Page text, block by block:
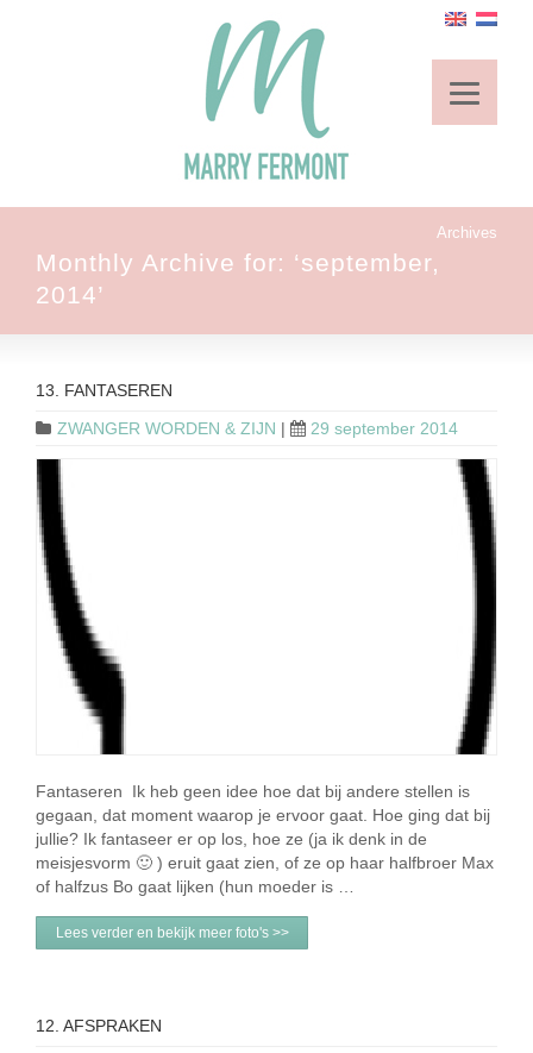
Archives
Monthly Archive for: ‘september,
2014’
13. FANTASEREN
ZWANGER WORDEN & ZIJN | 29 september 2014
Fantaseren Ik heb geen idee hoe dat bij andere stellen is
gegaan, dat moment waarop je ervoor gaat. Hoe ging dat bij
jullie? Ik fantaseer er op los, hoe ze (ja ik denk in de
meisjesvorm 🙂 ) eruit gaat zien, of ze op haar halfbroer Max
of halfzus Bo gaat lijken (hun moeder is …
Lees verder en bekijk meer foto's >>
12. AFSPRAKEN